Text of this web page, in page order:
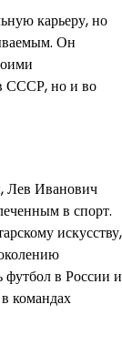
карьеру, но
Он
СССР, но и во
Лев Иванович
в спорт.
искусству,
в России и
командах